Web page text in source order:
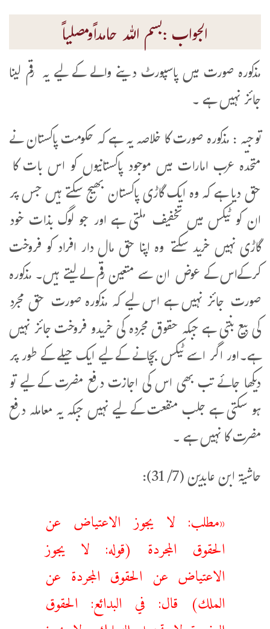
الجواب :بسم اللہ حامداًومصلیاً
مذکورہ صورت میں پاسپورٹ دینے والے کے لیے یہ رقم لینا
جائز نہیں ہے ۔
توجیہ : مذکورہ صورت کا خلاصہ یہ ہے کہ حکومت پاکستان نے
متحدہ عرب امارات میں موجود پاکستانیوں کو اس بات کا
حق دیا ہے کہ وہ ایک گاڑی پاکستان بھیج سکتے ہیں جس پر
ان کو ٹیکس میں تخفیف ملتی ہے اور جو لوگ بذات خود
گاڑی نہیں خرید سکتے وہ اپنا حق مال دار افراد کو فروخت
کرکےاس کے عوض ان سے متعین رقم لے لیتے ہیں۔ مذکورہ
صورت جائز نہیں ہے اس لیے کہ مذکورہ صورت حق مجرد
کی بیع بنتی ہے جبکہ حقوق مجردہ کی خریدو فروخت جائز نہیں
ہے۔اور اگر اسے ٹیکس بچانے کے لیے ایک حیلے کے طور پر
دیکھا جائے تب بھی اس کی اجازت دفع مضرت کے لیے تو
ہو سکتی ہے جلب منفعت کے لیے نہیں جبکہ یہ معاملہ دفع
مضرت کا نہیں ہے ۔
حاشيۃ ابن عابدين (7/ 31):
«مطلب: ‌لا ‌يجوز ‌الاعتياض عن
الحقوق المجردة (قوله: ‌لا ‌يجوز
‌الاعتياض عن الحقوق المجردة عن
الملك) قال: في البدائع: الحقوق